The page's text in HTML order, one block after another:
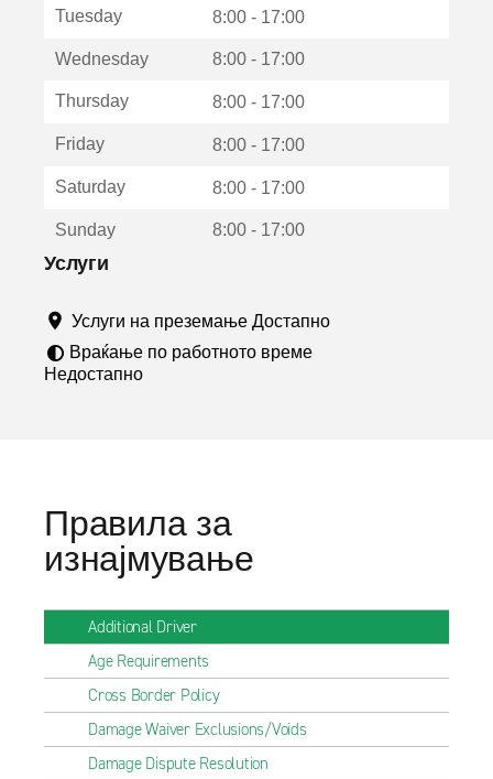
о
р
Tuesday 8:00 - 17:00
Wednesday 8:00 - 17:00
Thursday 8:00 - 17:00
Friday 8:00 - 17:00
Saturday 8:00 - 17:00
Sunday 8:00 - 17:00
Услуги
Услуги на преземање Достапно
Враќање по работното време
Недостапно
Правила за
изнајмување
Additional Driver
Age Requirements
Cross Border Policy
Damage Waiver Exclusions/Voids
Damage Dispute Resolution